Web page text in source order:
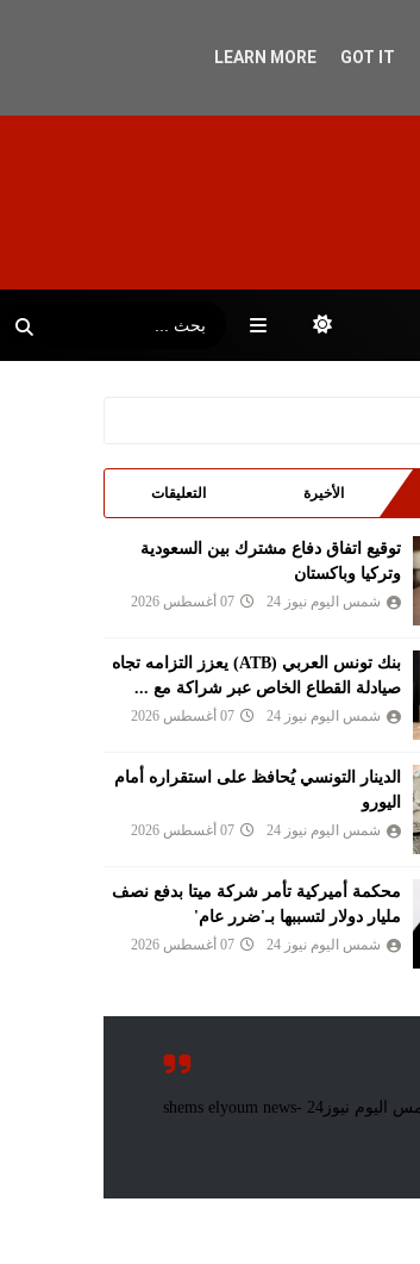
الأخيرة التعليقات
توقيع اتفاق دفاع مشترك بين السعودية
وتركيا وباكستان
شمس اليوم نيوز 24 07 أغسطس 2026
بنك تونس العربي (ATB) يعزز التزامه تجاه
صيادلة القطاع الخاص عبر شراكة مع ...
شمس اليوم نيوز 24 07 أغسطس 2026
الدينار التونسي يُحافظ على استقراره أمام
اليورو
شمس اليوم نيوز 24 07 أغسطس 2026
محكمة أميركية تأمر شركة ميتا بدفع نصف
مليار دولار لتسببها بـ'ضرر عام'
شمس اليوم نيوز 24 07 أغسطس 2026
LEARN MORE GOT IT